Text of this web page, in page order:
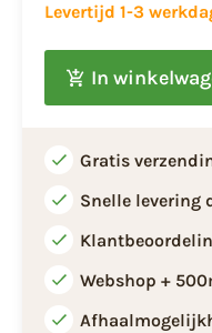
Levertijd 1-3
In
Gratis
Snelle levering
Webshop +